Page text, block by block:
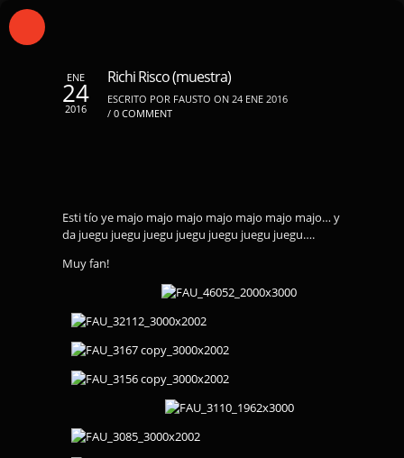
ENE
24
2016
Richi Risco (muestra)
ESCRITO POR FAUSTO ON 24 ENE 2016
/ 0 COMMENT
Esti tío ye majo majo majo majo majo majo majo… y
da juegu juegu juegu juegu juegu juegu juegu….
Muy fan!